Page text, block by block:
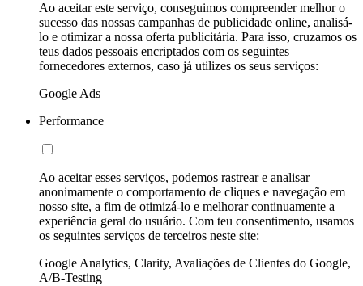
Ao aceitar este serviço, conseguimos compreender melhor o
sucesso das nossas campanhas de publicidade online, analisá-
lo e otimizar a nossa oferta publicitária. Para isso, cruzamos os
teus dados pessoais encriptados com os seguintes
fornecedores externos, caso já utilizes os seus serviços:
Google Ads
Performance
Ao aceitar esses serviços, podemos rastrear e analisar
anonimamente o comportamento de cliques e navegação em
nosso site, a fim de otimizá-lo e melhorar continuamente a
experiência geral do usuário. Com teu consentimento, usamos
os seguintes serviços de terceiros neste site:
Google Analytics, Clarity, Avaliações de Clientes do Google,
A/B-Testing